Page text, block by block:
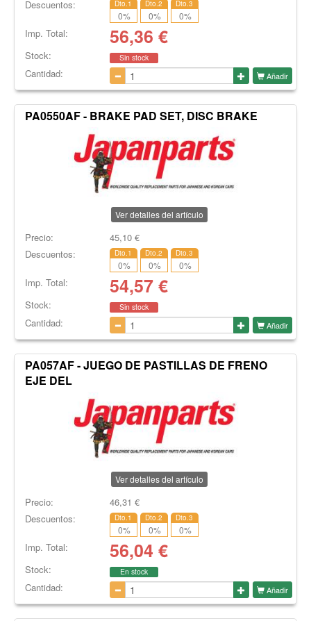
Descuentos:
Dto.1
0%
Dto.2
0%
Dto.3
0%
Imp. Total: 56,36 €
Stock: Sin stock
Cantidad: Añadir
PA0550AF - BRAKE PAD SET, DISC BRAKE
Ver detalles del artículo
Precio: 45,10€
Descuentos:
Dto.1
0%
Dto.2
0%
Dto.3
0%
Imp. Total: 54,57€
Stock: Sin stock
Cantidad: Añadir
PA057AF - JUEGO DE PASTILLAS DE FRENO
EJE DEL
Ver detalles del artículo
Precio: 46,31 €
Descuentos:
Dto.1
0%
Dto.2
0%
Dto.3
0%
Imp. Total: 56,04 €
Stock: En stock
Cantidad: Añadir